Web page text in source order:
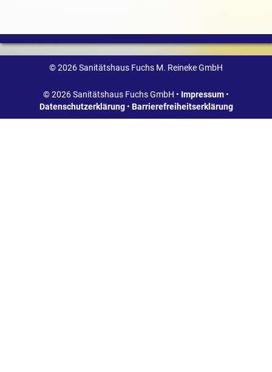
© 2026 Sanitätshaus Fuchs M. Reineke GmbH
© 2026 Sanitätshaus Fuchs GmbH • Impressum •
Datenschutzerklärung• Barrierefreiheitserklärung